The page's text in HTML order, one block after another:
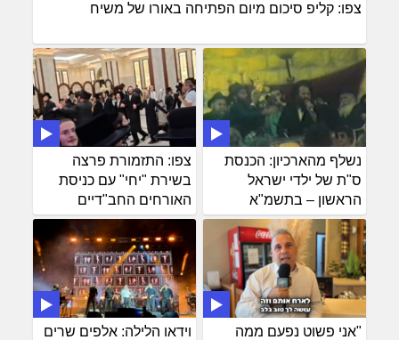
צפו: קליפ סיכום מיום הפתיחה באורו של משיח
צפו: התזמורת פרצה
בשירת "יחי" עם כניסת
האורחים החב"דיים
נשלף מהארכיון: הכנסת
ס"ת של ילדי ישראל
הראשון – בתשמ"א
וידאו הלילה: אלפים שרים
"אני פשוט נפעם ממה